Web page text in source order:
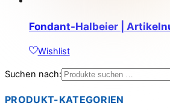
Fondant-Halbeier |
Wishlist
Suchen nach:
PRODUKT-KATEGORIEN